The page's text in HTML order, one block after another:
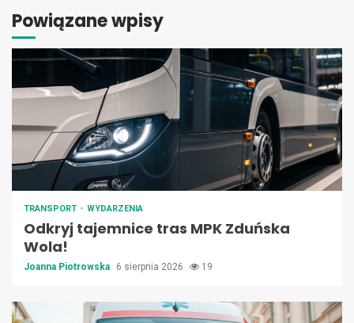
Powiązane wpisy
TRANSPORT WYDARZENIA
Odkryj tajemnice tras MPK Zduńska
Wola!
Joanna Piotrowska 6 sierpnia 2026 19